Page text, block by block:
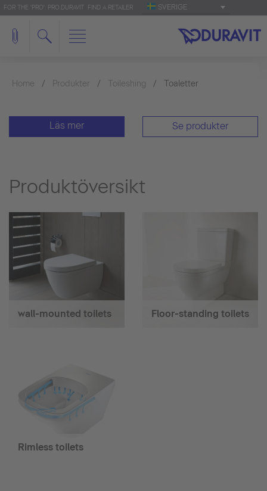
FOR THE 'PRO': PRO.DURAVIT FIND A RETAILER SVERIGE
Home Produkter Toileshing Toaletter
Läs mer Se produkter
Produktöversikt
wall-mounted toilets Floor-standing toilets
Rimless toilets